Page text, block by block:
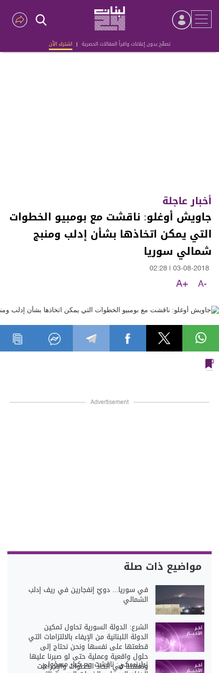
تصفّح بدون إعلانات واقرأ المقالات الحصرية | اشترك الآن
Advertisement
أخبار عاجلة
جاويش أوغلو: ناقشت مع بومبيو الخطوات
التي يمكن اتخاذها بشأن إدلب ومنبج
شمالي سوريا
03-08-2018
02:28
A-
A+
Advertisement
مواضيع ذات صلة
في سوريا... دويّ إنفجارين في ريف إدلب
الشمالي
الشرع: الدولة السورية تحاول تمكين
الدولة اللبنانية من الإيفاء بالالتزامات التي
قطعتها على نفسها ونحن نحتاج إلى
حلول واقعية وعملية حتى لو صبرنا عليها
وتمهلنا في اتخاذ الخطوات والإجراءات
زيلينسكي: ناقشت مع كبار مسؤولي